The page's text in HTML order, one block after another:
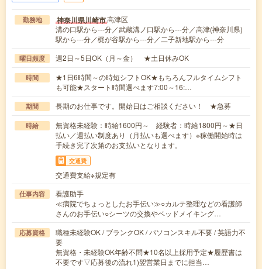
勤務地 神奈川県川崎市高津区
溝の口駅から---分／武蔵溝ノ口駅から---分／高津(神奈川県)
駅から---分／梶が谷駅から---分／二子新地駅から---分
曜日頻度 週2日～5日OK（月～金） ★土日休みOK
時間
★1日6時間～の時短シフトOK★もちろんフルタイムシフト
も可能★スタート時間選べます7:00～16:…
期間 長期のお仕事です。開始日はご相談ください！ ★急募
時給
無資格未経験：時給1600円～ 経験者：時給1800円～★日
払い／週払い制度あり（月払いも選べます）※稼働開始時は
手続き完了次第のお支払いとなります。
交通費
交通費支給※規定有
仕事内容
看護助手
≪病院でちょっとしたお手伝い≫○カルテ整理などの看護師
さんのお手伝い○シーツの交換やベッドメイキング…
応募資格
職種未経験OK / ブランクOK / パソコンスキル不要 / 英語力不
要
無資格・未経験OK年齢不問★10名以上採用予定★履歴書は
不要です▽応募後の流れ1)翌営業日までに担当…